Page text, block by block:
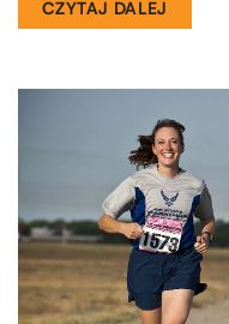
CZYTAJ DALEJ